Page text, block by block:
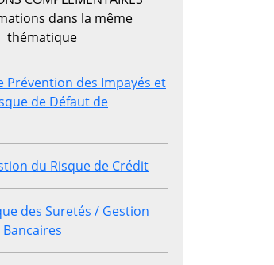
dans la même
thématique
Prévention des Impayés et
de Défaut de
du Risque de Crédit
des Suretés / Gestion